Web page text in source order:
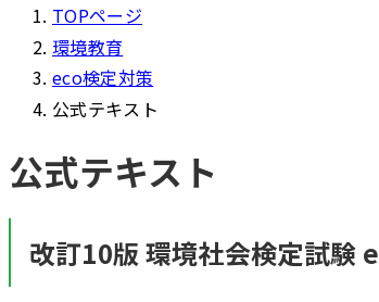
TOPページ
環境教育
eco検定対策
公式テキスト
公式テキスト
改訂10版 環境社会検定試験